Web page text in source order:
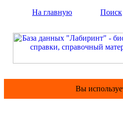
На главную
Поиск
Вы